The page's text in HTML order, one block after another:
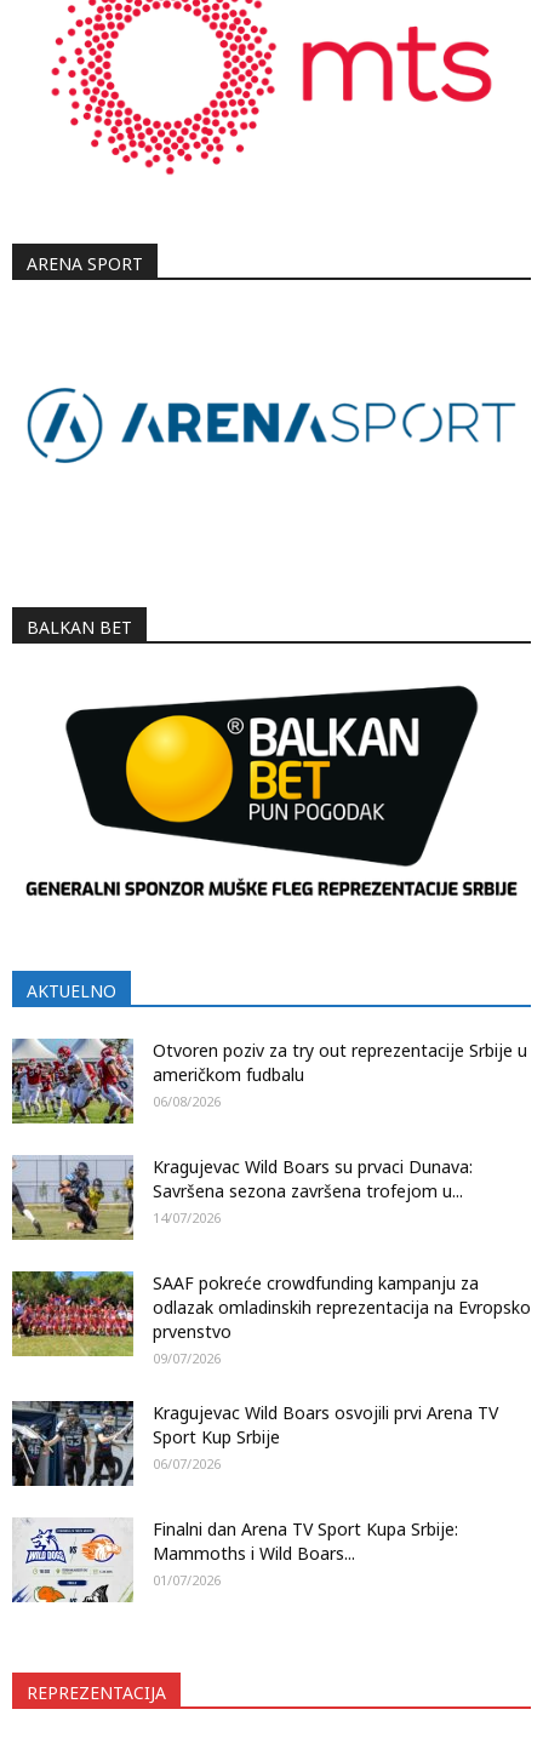
ARENA SPORT
BALKAN BET
AKTUELNO
Otvoren poziv za try out reprezentacije Srbije u
američkom fudbalu
06/08/2026
Kragujevac Wild Boars su prvaci Dunava:
Savršena sezona završena trofejom u...
14/07/2026
SAAF pokreće crowdfunding kampanju za
odlazak omladinskih reprezentacija na Evropsko
prvenstvo
09/07/2026
Kragujevac Wild Boars osvojili prvi Arena TV
Sport Kup Srbije
06/07/2026
Finalni dan Arena TV Sport Kupa Srbije:
Mammoths i Wild Boars...
01/07/2026
REPREZENTACIJA